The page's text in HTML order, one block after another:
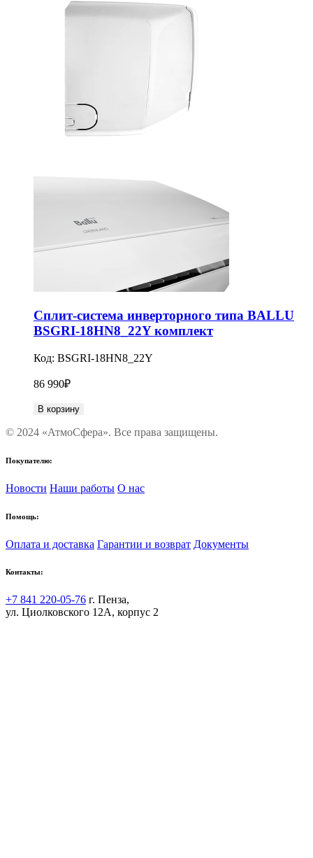
Сплит-система инверторного типа BALLU
BSGRI-18HN8_22Y комплект
Код: BSGRI-18HN8_22Y
86 990₽
В корзину
© 2024 «АтмоСфера». Все права защищены.
Покупателю:
Новости Наши работы О нас
Помощь:
Оплата и доставка Гарантии и возврат Документы
Контакты:
+7 841 220-05-76 г. Пенза,
ул. Циолковского 12А, корпус 2